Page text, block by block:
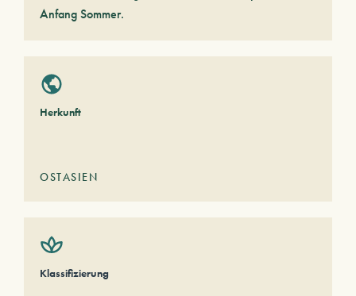
Anfang Sommer.
Herkunft
OSTASIEN
Klassifizierung